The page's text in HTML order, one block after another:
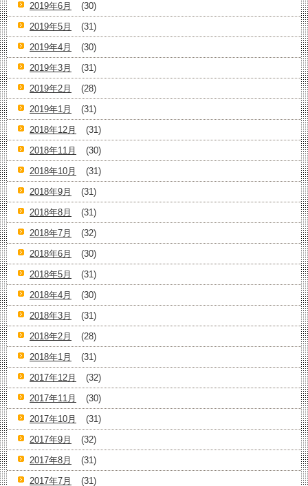
2019年6月
(30)
2019年5月
(31)
2019年4月
(30)
2019年3月
(31)
2019年2月
(28)
2019年1月
(31)
2018年12月
(31)
2018年11月
(30)
2018年10月
(31)
2018年9月
(31)
2018年8月
(31)
2018年7月
(32)
2018年6月
(30)
2018年5月
(31)
2018年4月
(30)
2018年3月
(31)
2018年2月
(28)
2018年1月
(31)
2017年12月
(32)
2017年11月
(30)
2017年10月
(31)
2017年9月
(32)
2017年8月
(31)
2017年7月
(31)